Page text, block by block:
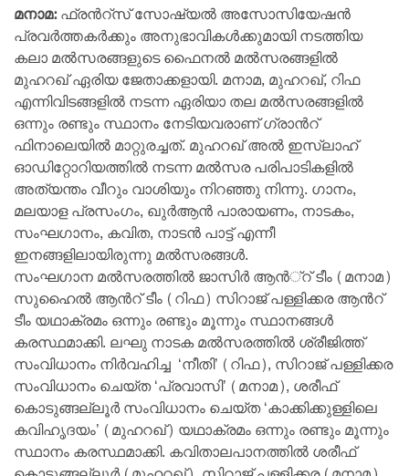
മനാമ:ഫ്രൻറ്സ് സോഷ്യല്‍ അസോസിയേഷന്‍
പ്രവര്‍ത്തകര്‍ക്കും അനുഭാവികള്‍ക്കുമായി നടത്തിയ
കലാ മല്‍സരങ്ങളുടെ ഫൈനല്‍ മല്‍സരങ്ങളില്‍
മുഹറഖ് ഏരിയ ജേതാക്കളായി. മനാമ, മുഹറഖ്, റിഫ
എന്നിവിടങ്ങളില്‍ നടന്ന ഏരിയാ തല മല്‍സരങ്ങളില്‍
ഒന്നും രണ്ടും സ്ഥാനം നേടിയവരാണ് ഗ്രാൻറ്
ഫിനാലെയില്‍ മാറ്റുരച്ചത്. മുഹറഖ് അല്‍ ഇസ്ലാഹ്
ഓഡിറ്റോറിയത്തില്‍ നടന്ന മല്‍സര പരിപാടികളില്‍
അത്യന്തം വീറും വാശിയും നിറഞ്ഞു നിന്നു. ഗാനം,
മലയാള പ്രസംഗം, ഖുര്‍ആന്‍ പാരായണം, നാടകം,
സംഘഗാനം, കവിത, നാടന്‍ പാട്ട് എന്നീ
ഇനങ്ങളിലായിരുന്നു മല്‍സരങ്ങള്‍.
സംഘഗാന മല്‍സരത്തില്‍ ജാസിര്‍ ആന്‍്റ് ടീം (മനാമ)
സുഹൈല്‍ ആന്‍റ് ടീം (റിഫ) സിറാജ് പള്ളിക്കര ആന്‍റ്
ടീം യഥാക്രമം ഒന്നും രണ്ടും മൂന്നും സ്ഥാനങ്ങള്‍
കരസ്ഥമാക്കി. ലഘു നാടക മല്‍സരത്തില്‍ ശ്രീജിത്ത്
സംവിധാനം നിര്‍വഹിച്ച ‘നീതി’ (റിഫ), സിറാജ് പള്ളിക്കര
സംവിധാനം ചെയ്ത ‘പ്രവാസി’ (മനാമ), ശരീഫ്
കൊടുങ്ങല്ലൂര്‍ സംവിധാനം ചെയ്ത ‘കാക്കിക്കുള്ളിലെ
കവിഹൃദയം’ (മുഹറഖ്) യഥാക്രമം ഒന്നും രണ്ടും മൂന്നും
സ്ഥാനം കരസ്ഥമാക്കി. കവിതാലപാനത്തില്‍ ശരീഫ്